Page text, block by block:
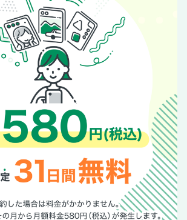
おきの和食処
へ
賞
戸隠神社五社めぐり
を食べ比べ
に癒される
辺の温泉めぐりと町さんぽ】
の温泉と町へさくっと交通ガイド
外湯めぐり
至福のひととき